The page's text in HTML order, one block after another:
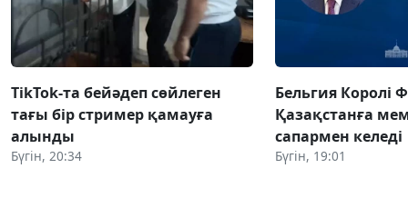
TikTok-та бейәдеп сөйлеген
тағы бір стример қамауға
алынды
Бүгін, 20:34
Бельгия Королі
Қазақстанға
сапармен келеді
Бүгін, 19:01